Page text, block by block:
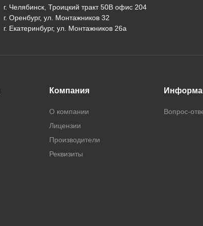
г. Челябинск, Троицкий тракт 50В офис 204
г. Оренбург, ул. Монтажников 32
г. Екатеринбург, ул. Монтажников 26а
Компания
О компании
Лицензии
Производители
Реквизиты
Вопрос-